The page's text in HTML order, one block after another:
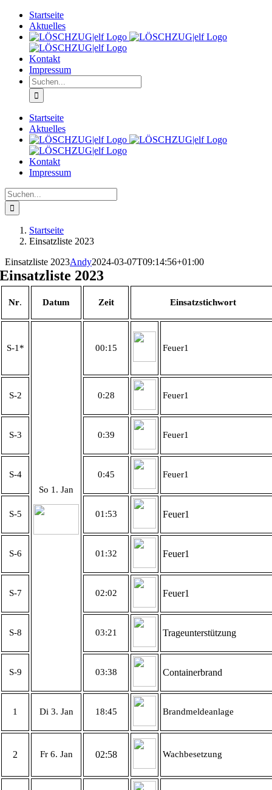
Zum
Inhalt
springen
Startseite
Aktuelles
Kontakt
Impressum
Suche
nach:
Startseite
Aktuelles
Kontakt
Impressum
Suche
nach:
Startseite
Einsatzliste 2023
Einsatzliste 2023Andy2024-03-07T09:14:56+01:00
Einsatzliste 2023
Nr. Datum Zeit Einsatzstichwort
S-1*
So 1. Jan
00:15 Feuer1
S-2 0:28 Feuer1
S-3 0:39 Feuer1
S-4 0:45 Feuer1
S-5 01:53 Feuer1
S-6 01:32 Feuer1
S-7 02:02 Feuer1
S-8 03:21 Trageunterstützung
S-9 03:38 Containerbrand
1 Di 3. Jan 18:45 Brandmeldeanlage
2 Fr 6. Jan 02:58 Wachbesetzung